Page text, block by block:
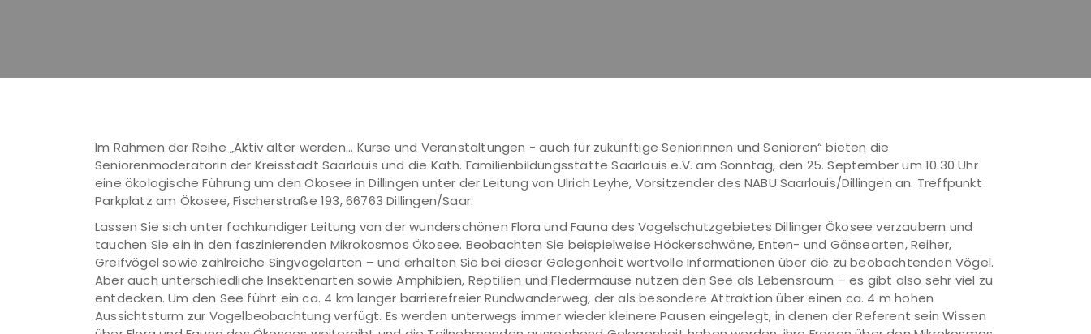
Im Rahmen der Reihe „Aktiv älter werden... Kurse und Veranstaltungen - auch für zukünftige Seniorinnen und Senioren“ bieten die
Seniorenmoderatorin der Kreisstadt Saarlouis und die Kath. Familienbildungsstätte Saarlouis e.V. am Sonntag, den 25. September um 10.30 Uhr
eine ökologische Führung um den Ökosee in Dillingen unter der Leitung von Ulrich Leyhe, Vorsitzender des NABU Saarlouis/Dillingen an. Treffpunkt
Parkplatz am Ökosee, Fischerstraße 193, 66763 Dillingen/Saar.
Lassen Sie sich unter fachkundiger Leitung von der wunderschönen Flora und Fauna des Vogelschutzgebietes Dillinger Ökosee verzaubern und
tauchen Sie ein in den faszinierenden Mikrokosmos Ökosee. Beobachten Sie beispielweise Höckerschwäne, Enten- und Gänsearten, Reiher,
Greifvögel sowie zahlreiche Singvogelarten – und erhalten Sie bei dieser Gelegenheit wertvolle Informationen über die zu beobachtenden Vögel.
Aber auch unterschiedliche Insektenarten sowie Amphibien, Reptilien und Fledermäuse nutzen den See als Lebensraum – es gibt also sehr viel zu
entdecken. Um den See führt ein ca. 4 km langer barrierefreier Rundwanderweg, der als besondere Attraktion über einen ca. 4 m hohen
Aussichtsturm zur Vogelbeobachtung verfügt. Es werden unterwegs immer wieder kleinere Pausen eingelegt, in denen der Referent sein Wissen